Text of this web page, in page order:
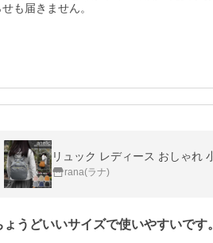
せも届きません。
rana(ラナ)
ょうどいいサイズで使いやすいです。